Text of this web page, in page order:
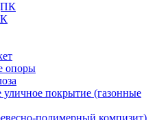
опоры
уличное покрытие (газонные
полимерный компизит)